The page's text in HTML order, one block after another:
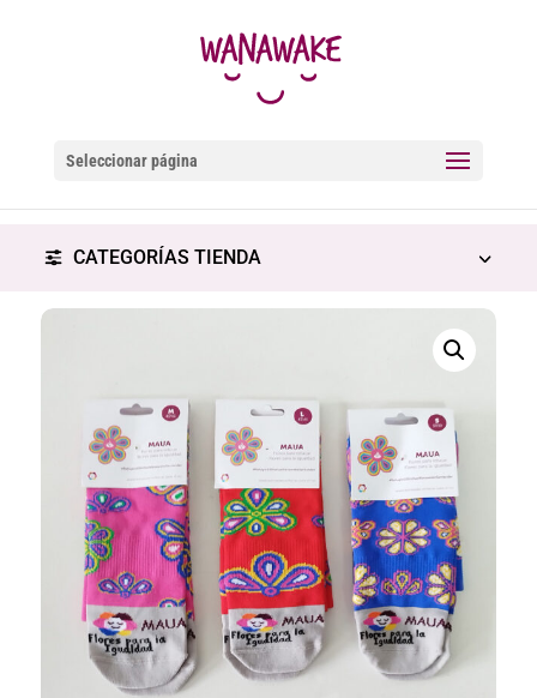
Seleccionar página
CATEGORÍAS TIENDA